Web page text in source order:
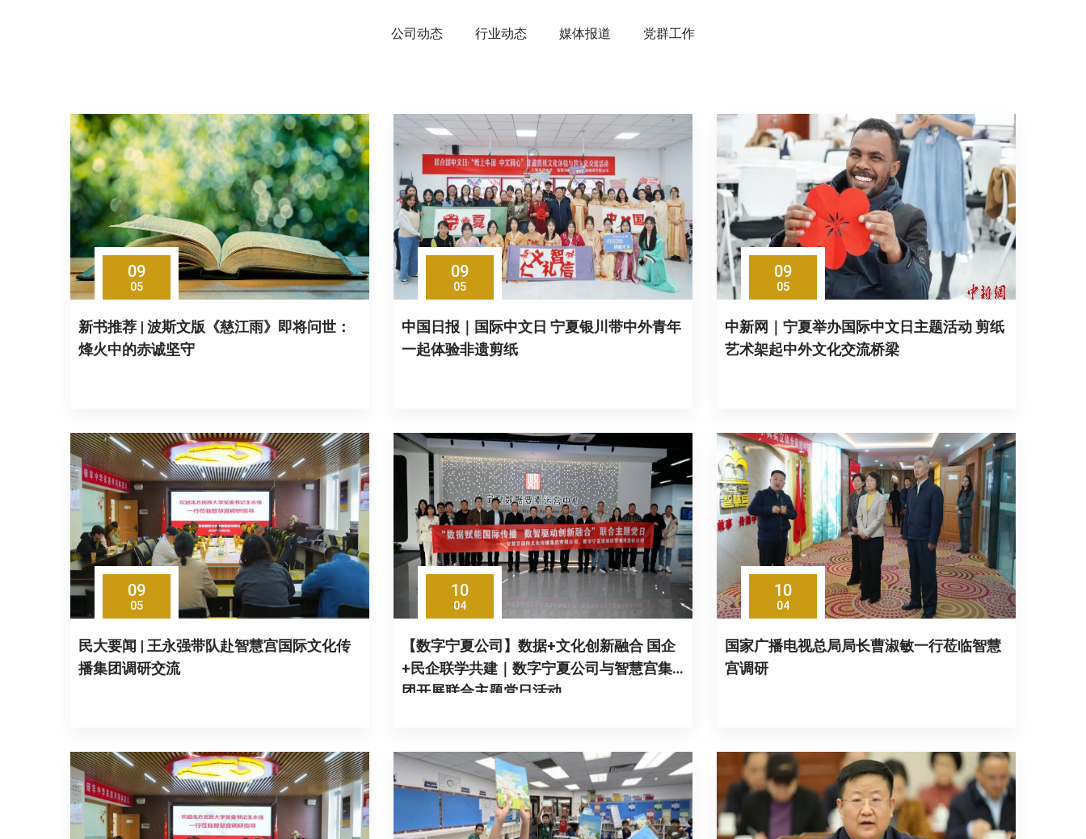
公司动态 行业动态 媒体报道 党群工作
09
05
新书推荐 | 波斯文版《慈江雨》即将问世：
烽火中的赤诚坚守
09
05
中国日报｜国际中文日 宁夏银川带中外青年
一起体验非遗剪纸
09
05
中新网｜宁夏举办国际中文日主题活动 剪纸
艺术架起中外文化交流桥梁
09
05
民大要闻 | 王永强带队赴智慧宫国际文化传
播集团调研交流
10
04
【数字宁夏公司】数据+文化创新融合 国企
+民企联学共建｜数字宁夏公司与智慧宫集
团开展联合主题党日活动
10
04
国家广播电视总局局长曹淑敏一行莅临智慧
宫调研